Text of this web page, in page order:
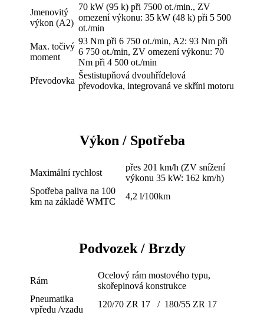
Jmenovitý
výkon (A2)
70 kW (95 k) při 7500 ot./min., ZV
omezení výkonu: 35 kW (48 k) při 5 500
ot./min
Max. točivý
moment
93 Nm při 6 750 ot./min, A2: 93 Nm při
6 750 ot./min, ZV omezení výkonu: 70
Nm při 4 500 ot./min
Převodovka
Šestistupňová dvouhřídelová
převodovka, integrovaná ve skříni motoru
Výkon / Spotřeba
Maximální rychlost
přes 201 km/h (ZV snížení
výkonu 35 kW: 162 km/h)
Spotřeba paliva na 100
km na základě WMTC
4,2 l/100km
Podvozek / Brzdy
Rám
Ocelový rám mostového typu,
skořepinová konstrukce
Pneumatika
vpředu /vzadu
120/70 ZR 17 / 180/55 ZR 17